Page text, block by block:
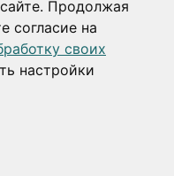
Продолжая
согласие на
своих
настройки